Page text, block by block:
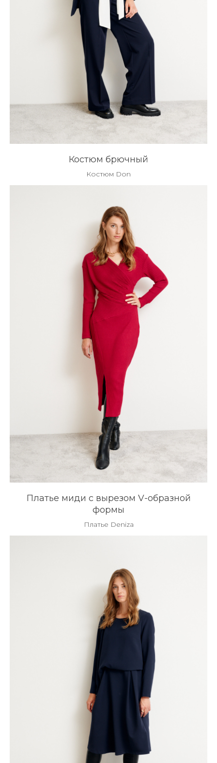
Костюм брючный
Костюм Don
Платье миди с вырезом V-образной
формы
Платье Deniza